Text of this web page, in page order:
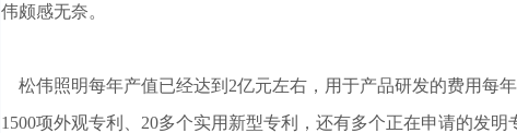
伟颇感无奈。
松伟照明每年产值已经达到2亿元左右，用于产品研发的费用每
1500项外观专利、20多个实用新型专利，还有多个正在申请的发